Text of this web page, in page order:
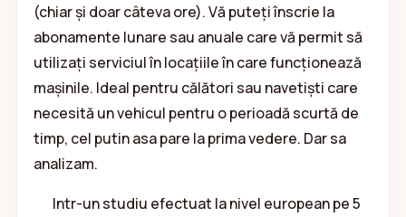
(chiar și doar câteva ore). Vă puteți înscrie la
abonamente lunare sau anuale care vă permit să
utilizați serviciul în locațiile în care funcționează
mașinile. Ideal pentru călători sau navetiști care
necesită un vehicul pentru o perioadă scurtă de
timp, cel putin asa pare la prima vedere. Dar sa
analizam.
Intr-un studiu efectuat la nivel european pe 5